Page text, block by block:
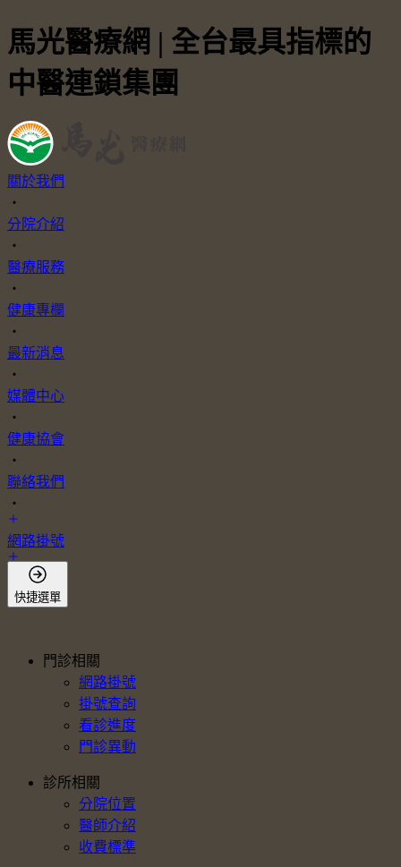
馬光醫療網 | 全台最具指標的
中醫連鎖集團
關於我們
・
分院介紹
・
醫療服務
・
健康專欄
・
最新消息
・
媒體中心
・
健康協會
・
聯絡我們
・
網路掛號
會員登入
快捷選單
門診相關
網路掛號
掛號查詢
看診進度
門診異動
診所相關
分院位置
醫師介紹
收費標準